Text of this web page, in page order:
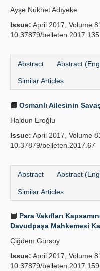
Ayşe Nükhet Adıyeke
Issue: April 2017, Volume
10.37879/belleten.2017.135
Abstract Abstract
Similar Articles
Osmanlı Ailesinin
Haldun Eroğlu
Issue: April 2017, Volume
10.37879/belleten.2017.67
Abstract Abstract
Similar Articles
Para Vakıfları
Davudpaşa Mahkemesi
Çiğdem Gürsoy
Issue: April 2017, Volume
10.37879/belleten.2017.159